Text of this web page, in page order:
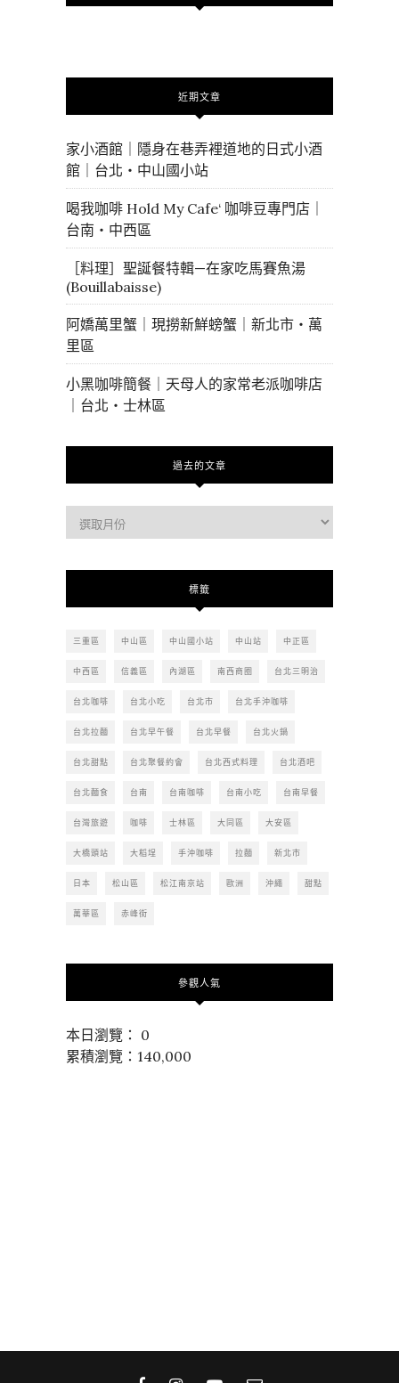
近期文章
家小酒館｜隱身在巷弄裡道地的日式小酒
館｜台北・中山國小站
喝我咖啡 Hold My Cafe‘ 咖啡豆專門店｜
台南・中西區
［料理］聖誕餐特輯—在家吃馬賽魚湯
(Bouillabaisse)
阿嬌萬里蟹｜現撈新鮮螃蟹｜新北市・萬
里區
小黑咖啡簡餐｜天母人的家常老派咖啡店
｜台北・士林區
過去的文章
去
標籤
三重區 中山區 中山國小站 中山站 中正區
中西區 信義區 內湖區 南西商圈 台北三明治
台北咖啡 台北小吃 台北市 台北手沖咖啡
台北拉麵 台北早午餐 台北早餐 台北火鍋
台北甜點 台北聚餐約會 台北西式料理 台北酒吧
台北麵食 台南 台南咖啡 台南小吃 台南早餐
台灣旅遊 咖啡 士林區 大同區 大安區
大橋頭站 大稻埕 手沖咖啡 拉麵 新北市
日本 松山區 松江南京站 歐洲 沖繩 甜點
萬華區 赤峰街
參觀人氣
本日瀏覽： 0
累積瀏覽：140,000